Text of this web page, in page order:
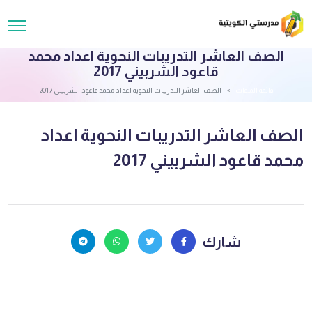
الصف العاشر التدريبات النحوية اعداد محمد
قاعود الشربيني 2017
الصف العاشر التدريبات النحوية اعداد محمد قاعود الشربيني 2017
الصف العاشر التدريبات النحوية اعداد
محمد قاعود الشربيني 2017
شارك